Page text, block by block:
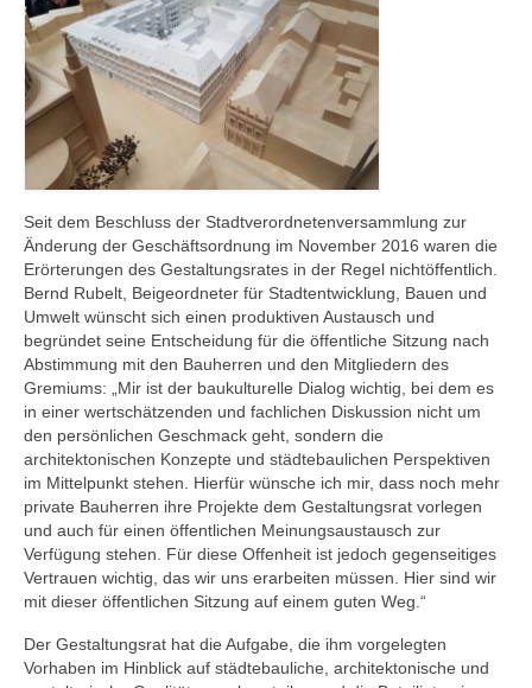
Seit dem Beschluss der Stadtverordnetenversammlung zur
Änderung der Geschäftsordnung im November 2016 waren die
Erörterungen des Gestaltungsrates in der Regel nichtöffentlich.
Bernd Rubelt, Beigeordneter für Stadtentwicklung, Bauen und
Umwelt wünscht sich einen produktiven Austausch und
begründet seine Entscheidung für die öffentliche Sitzung nach
Abstimmung mit den Bauherren und den Mitgliedern des
Gremiums: „Mir ist der baukulturelle Dialog wichtig, bei dem es
in einer wertschätzenden und fachlichen Diskussion nicht um
den persönlichen Geschmack geht, sondern die
architektonischen Konzepte und städtebaulichen Perspektiven
im Mittelpunkt stehen. Hierfür wünsche ich mir, dass noch mehr
private Bauherren ihre Projekte dem Gestaltungsrat vorlegen
und auch für einen öffentlichen Meinungsaustausch zur
Verfügung stehen. Für diese Offenheit ist jedoch gegenseitiges
Vertrauen wichtig, das wir uns erarbeiten müssen. Hier sind wir
mit dieser öffentlichen Sitzung auf einem guten Weg.“
Der Gestaltungsrat hat die Aufgabe, die ihm vorgelegten
Vorhaben im Hinblick auf städtebauliche, architektonische und